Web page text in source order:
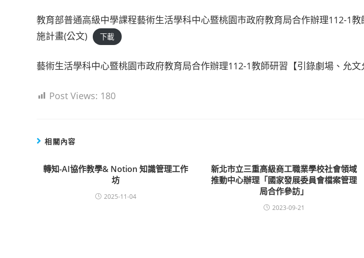
教育部普通高級中學課程藝術生活學科中心暨桃園市政府教育局合作辦理112-1
施計畫(公文)
下載
藝術生活學科中心暨桃園市政府教育局合作辦理112-1教師研習【引錄劇場、允
Post Views: 180
相關內容
轉知-AI協作教學& Notion 知識管理工作
坊
2025-11-04
新北市立三重高級商工職業學校社會領域
推動中心辦理「國家發展委員會檔案管理
局合作參訪」
2023-09-21